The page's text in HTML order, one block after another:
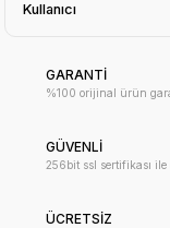
Kullanıcı
GARANTİ
%100 orijinal ürün
GÜVENLİ
256bit ssl sertifikası
ÜCRETSİZ